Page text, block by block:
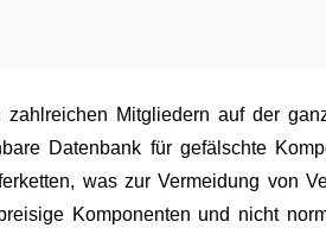
Mitgliedern auf der
Datenbank für gefälschte
was zur Vermeidung von
Komponenten und nicht